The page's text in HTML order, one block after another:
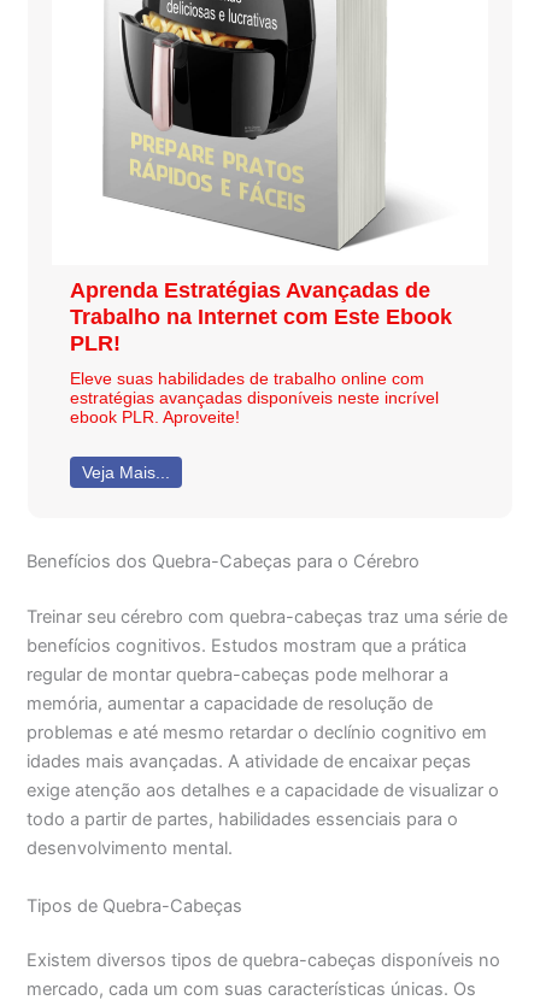
Aprenda Estratégias Avançadas de
Trabalho na Internet com Este Ebook
PLR!
Eleve suas habilidades de trabalho online com
estratégias avançadas disponíveis neste incrível
ebook PLR. Aproveite!
Veja Mais...
Benefícios dos Quebra-Cabeças para o Cérebro
Treinar seu cérebro com quebra-cabeças traz uma série de
benefícios cognitivos. Estudos mostram que a prática
regular de montar quebra-cabeças pode melhorar a
memória, aumentar a capacidade de resolução de
problemas e até mesmo retardar o declínio cognitivo em
idades mais avançadas. A atividade de encaixar peças
exige atenção aos detalhes e a capacidade de visualizar o
todo a partir de partes, habilidades essenciais para o
desenvolvimento mental.
Tipos de Quebra-Cabeças
Existem diversos tipos de quebra-cabeças disponíveis no
mercado, cada um com suas características únicas. Os